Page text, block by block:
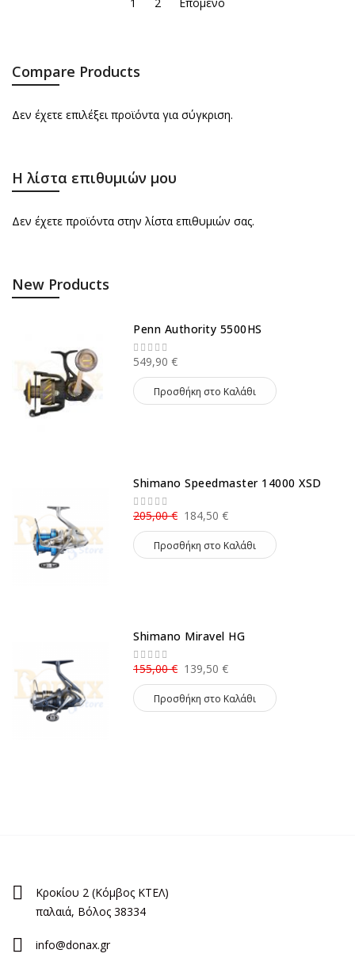
Compare Products
Δεν έχετε επιλέξει προϊόντα για σύγκριση.
Η λίστα επιθυμιών μου
Δεν έχετε προϊόντα στην λίστα επιθυμιών σας.
New Products
Penn Authority 5500HS
549,90 €
Προσθήκη στο Καλάθι
Shimano Speedmaster 14000 XSD
184,50 €
205,00 €
Προσθήκη στο Καλάθι
Shimano Miravel HG
139,50 €
155,00 €
Προσθήκη στο Καλάθι
Κροκίου 2 (Κόμβος ΚΤΕΛ)
παλαιά, Βόλος 38334
info@donax.gr